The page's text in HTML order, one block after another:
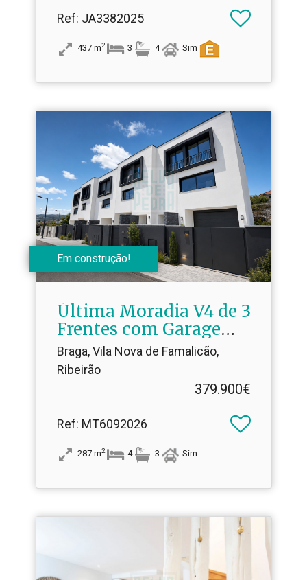
Ref: JA3382025
437 m2 3 4 Sim
Em construção!
Última Moradia V4 de 3
Frentes com Garagem
para 3 Viaturas | Vila
Nova de Famalicão
Braga, Vila Nova de Famalicão,
Ribeirão
379.900€
Ref: MT6092026
287 m2 4 3 Sim